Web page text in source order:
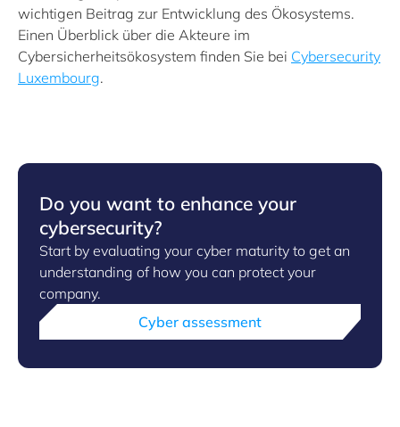
wichtigen Beitrag zur Entwicklung des Ökosystems.
Einen Überblick über die Akteure im
Cybersicherheitsökosystem finden Sie bei Cybersecurity
Luxembourg.
Do you want to enhance your
cybersecurity?
Start by evaluating your cyber maturity to get an
understanding of how you can protect your
company.
Cyber assessment